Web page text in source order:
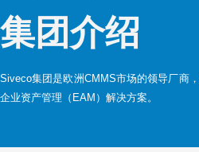
集团介绍
Siveco集团是欧洲CMMS市场的领导厂商
企业资产管理（EAM）解决方案。